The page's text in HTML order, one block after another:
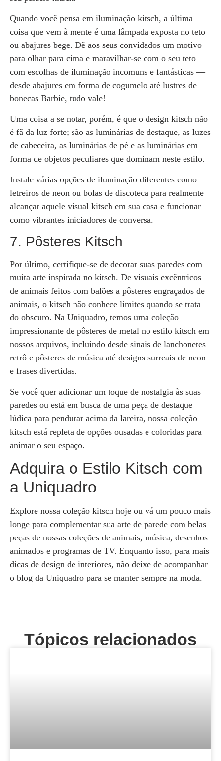
Quando você pensa em iluminação kitsch, a última
coisa que vem à mente é uma lâmpada exposta no teto
ou abajures bege. Dê aos seus convidados um motivo
para olhar para cima e maravilhar-se com o seu teto
com escolhas de iluminação incomuns e fantásticas —
desde abajures em forma de cogumelo até lustres de
bonecas Barbie, tudo vale!
Uma coisa a se notar, porém, é que o design kitsch não
é fã da luz forte; são as luminárias de destaque, as luzes
de cabeceira, as luminárias de pé e as luminárias em
forma de objetos peculiares que dominam neste estilo.
Instale várias opções de iluminação diferentes como
letreiros de neon ou bolas de discoteca para realmente
alcançar aquele visual kitsch em sua casa e funcionar
como vibrantes iniciadores de conversa.
7. Pôsteres Kitsch
Por último, certifique-se de decorar suas paredes com
muita arte inspirada no kitsch. De visuais excêntricos
de animais feitos com balões a pôsteres engraçados de
animais, o kitsch não conhece limites quando se trata
do obscuro. Na Uniquadro, temos uma coleção
impressionante de pôsteres de metal no estilo kitsch em
nossos arquivos, incluindo desde sinais de lanchonetes
retrô e pôsteres de música até designs surreais de neon
e frases divertidas.
Se você quer adicionar um toque de nostalgia às suas
paredes ou está em busca de uma peça de destaque
lúdica para pendurar acima da lareira, nossa coleção
kitsch está repleta de opções ousadas e coloridas para
animar o seu espaço.
Adquira o Estilo Kitsch com
a Uniquadro
Explore nossa coleção kitsch hoje ou vá um pouco mais
longe para complementar sua arte de parede com belas
peças de nossas coleções de animais, música, desenhos
animados e programas de TV. Enquanto isso, para mais
dicas de design de interiores, não deixe de acompanhar
o blog da Uniquadro para se manter sempre na moda.
Tópicos relacionados